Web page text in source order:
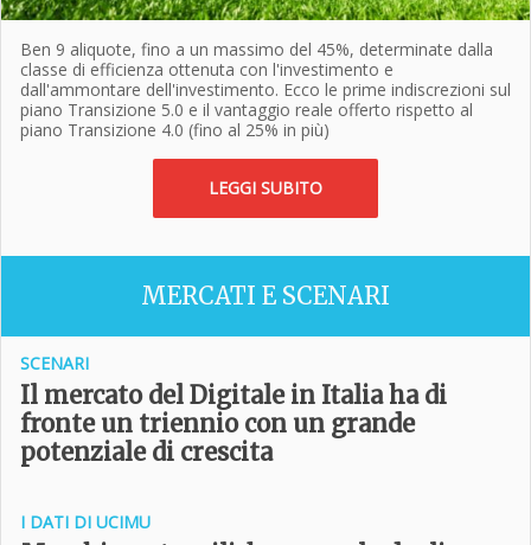
Ben 9 aliquote, fino a un massimo del 45%, determinate dalla
classe di efficienza ottenuta con l'investimento e
dall'ammontare dell'investimento. Ecco le prime indiscrezioni sul
piano Transizione 5.0 e il vantaggio reale offerto rispetto al
piano Transizione 4.0 (fino al 25% in più)
LEGGI SUBITO
MERCATI E SCENARI
SCENARI
Il mercato del Digitale in Italia ha di
fronte un triennio con un grande
potenziale di crescita
I DATI DI UCIMU